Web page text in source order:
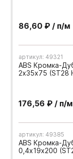
86,60 ₽ / п/м
артикул: 49321
ABS Кромка-
2х35х75 (ST28
176,56 ₽ / п/м
артикул: 49385
ABS Кромка-
0,4х19х200